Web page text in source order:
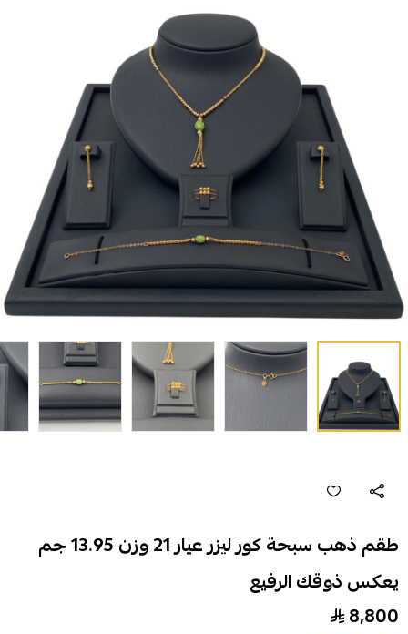
طقم ذهب سبحة كور ليزر عيار 21 وزن 13.95 جم
يعكس ذوقك الرفيع
8,800